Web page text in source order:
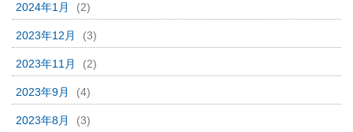
2024年1月 (2)
2023年12月 (3)
2023年11月 (2)
2023年9月 (4)
2023年8月 (3)